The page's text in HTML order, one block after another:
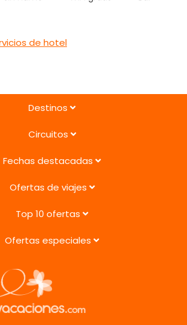
de hotel
Destinos
Circuitos
Fechas destacadas
Ofertas de viajes
Top 10 ofertas
Ofertas especiales